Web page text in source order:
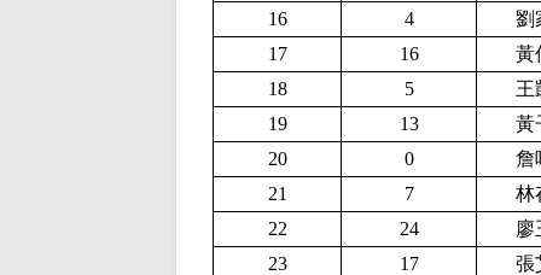
16
4
劉
17
16
黃
18
5
王
19
13
黃
20
0
詹
21
7
林
22
24
廖
23
17
張